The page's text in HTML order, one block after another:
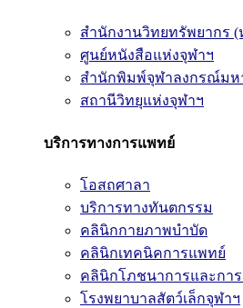
สำนักงานวิทยทรัพยากร
ศูนย์หนังสือแห่งจุฬาฯ
สำนักพิมพ์จุฬาลงกรณ์มห
สถานีวิทยุแห่งจุฬาฯ
บริการทางการแพทย์
โอสถศาลา
บริการทางทันตกรรม
คลินิกกายภาพบำบัด
คลินิกเทคนิคการแพทย์
คลินิกโภชนาการและกา
โรงพยาบาลสัตว์เล็กจุฬาฯ